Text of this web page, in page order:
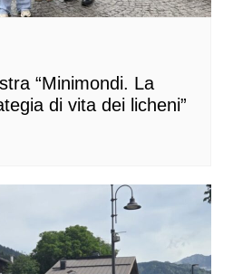
“Minimondi. La
di vita dei licheni”